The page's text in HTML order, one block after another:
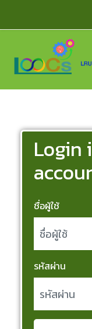
Login
ชื่อผู้ใช้
รหัสผ่าน